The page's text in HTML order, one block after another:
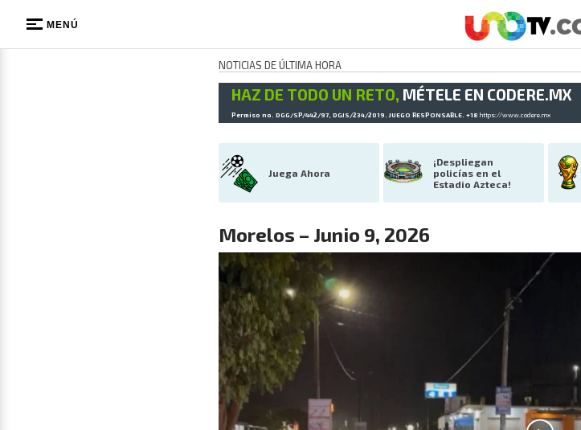
MENÚ
NOTICIAS DE ÚLTIMA HORA
HAZ DE TODO UN RETO, MÉTELE EN CODERE.MX
Permiso no. DGG/SP/442/97, DGJS/234/2019. JUEGO RESPONSABLE. +18 https://www.codere.mx
Juega Ahora
¡Despliegan
policías en el
Estadio Azteca!
Morelos – Junio 9, 2026